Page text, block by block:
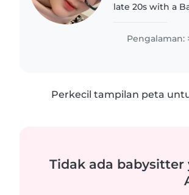
late 20s with a
age groups..
Pengalaman:
Perkecil tampilan peta
Tidak ada